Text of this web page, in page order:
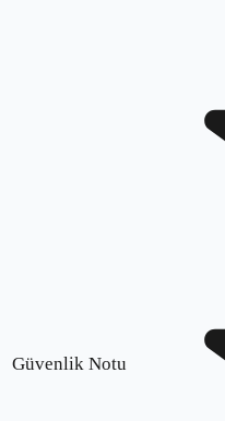
Güvenlik Notu